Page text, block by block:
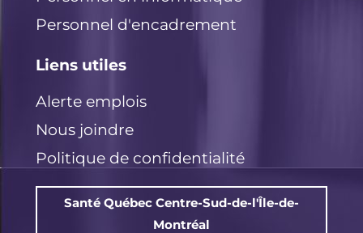
Personnel d'encadrement
Liens utiles
Alerte emplois
Nous joindre
Politique de confidentialité
Santé Québec Centre-Sud-de-l'Île-de-
Montréal